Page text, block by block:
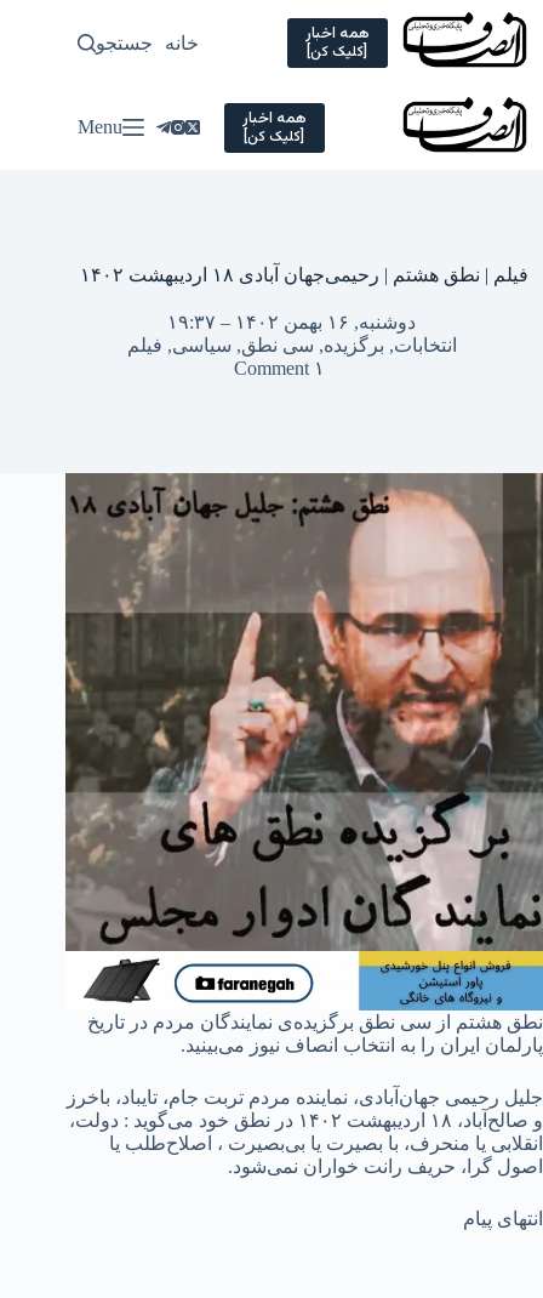
Skip
content
همه اخبار
[کلیک کن] خانه سیاسی
جستجو
همه اخبار
[کلیک کن] Menu
فیلم | نطق هشتم | رحیمی‌جهان آبادی ۱۸ اردیبهشت ۱۴۰۲
دوشنبه, ۱۶ بهمن ۱۴۰۲ – ۱۹:۳۷
انتخابات, برگزیده, سی نطق, سیاسی, فیلم
۱ Comment
نطق هشتم از سی نطق برگزیده‌ی نمایندگان مردم در تاریخ
پارلمان ایران را به انتخاب انصاف نیوز می‌بینید.
جلیل رحیمی جهان‌آبادی، نماینده مردم تربت جام، تایباد، باخرز
و صالح‌آباد، ۱۸ اردیبهشت ۱۴۰۲ در نطق خود می‌گوید : دولت،
انقلابی یا منحرف، با بصیرت یا بی‌بصیرت ، اصلاح‌طلب یا
اصول گرا، حریف رانت خواران نمی‌شود.
انتهای پیام